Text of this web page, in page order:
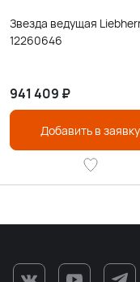
Звезда ведущая
12260646
941 409 ₽
Добавить в заявку